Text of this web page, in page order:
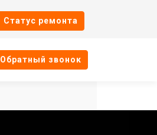
Cтатус ремонта
Oбратный звонок